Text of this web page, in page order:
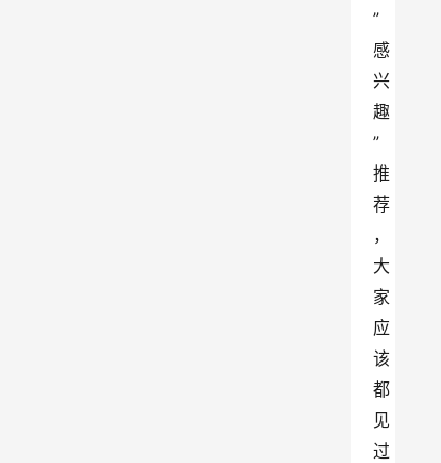
”
感
兴
趣
”
推
荐
，
大
家
应
该
都
见
过